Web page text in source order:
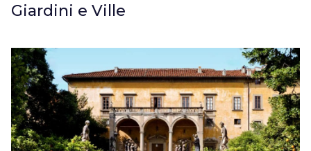
Giardini e Ville